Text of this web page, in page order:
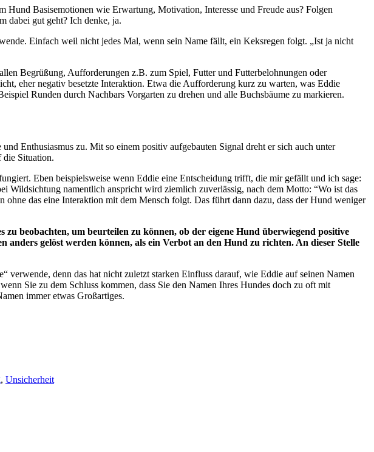
Basisemotionen wie Erwartung, Motivation, Interesse und Freude aus? Folgen
dabei gut geht? Ich denke, ja.
Einfach weil nicht jedes Mal, wenn sein Name fällt, ein Keksregen folgt. „Ist ja nicht
Begrüßung, Aufforderungen z.B. zum Spiel, Futter und Futterbelohnungen oder
eher negativ besetzte Interaktion. Etwa die Aufforderung kurz zu warten, was Eddie
Runden durch Nachbars Vorgarten zu drehen und alle Buchsbäume zu markieren.
und Enthusiasmus zu. Mit so einem positiv aufgebauten Signal dreht er sich auch unter
die Situation.
Eben beispielsweise wenn Eddie eine Entscheidung trifft, die mir gefällt und ich sage:
namentlich anspricht wird ziemlich zuverlässig, nach dem Motto: “Wo ist das
das eine Interaktion mit dem Mensch folgt. Das führt dann dazu, dass der Hund weniger
beobachten, um beurteilen zu können, ob der eigene Hund überwiegend positive
gelöst werden können, als ein Verbot an den Hund zu richten. An dieser Stelle
verwende, denn das hat nicht zuletzt starken Einfluss darauf, wie Eddie auf seinen Namen
Sie zu dem Schluss kommen, dass Sie den Namen Ihres Hundes doch zu oft mit
immer etwas Großartiges.
, Unsicherheit